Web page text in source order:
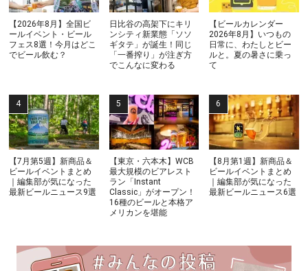
【2026年8月】全国ビ
ールイベント・ビール
フェス8選！今月はどこ
でビール飲む？
日比谷の高架下にキリ
ンシティ新業態「ソソ
ギタテ」が誕生！同じ
「一番搾り」が注ぎ方
でこんなに変わる
【ビールカレンダー
2026年8月】いつもの
日常に、わたしとビー
ルと。夏の暑さに乗っ
て
【7月第5週】新商品＆
ビールイベントまとめ
｜編集部が気になった
最新ビールニュース9選
【東京・六本木】WCB
最大規模のビアレスト
ラン「Instant
Classic」がオープン！
16種のビールと本格ア
メリカンを堪能
【8月第1週】新商品＆
ビールイベントまとめ
｜編集部が気になった
最新ビールニュース6選